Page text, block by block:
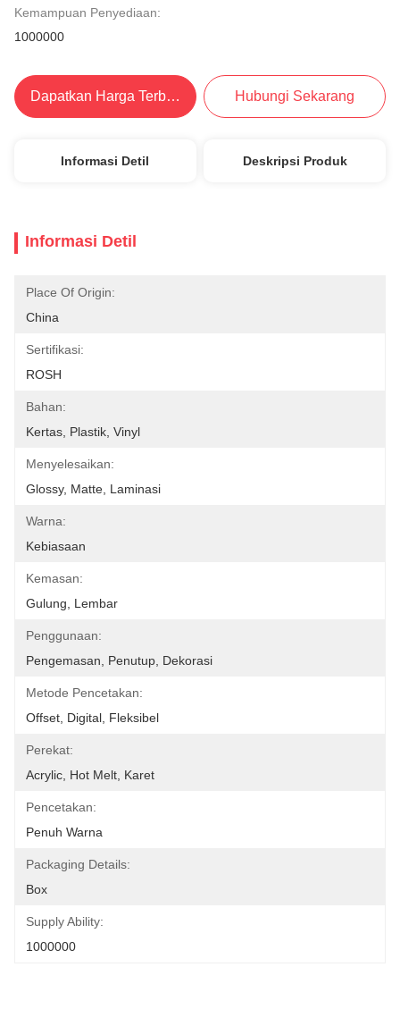
Kemampuan Penyediaan:
1000000
Dapatkan Harga Terbaik Hubungi Sekarang
Informasi Detil Deskripsi Produk
Informasi Detil
Place Of Origin:
China
Sertifikasi:
ROSH
Bahan:
Kertas, Plastik, Vinyl
Menyelesaikan:
Glossy, Matte, Laminasi
Warna:
Kebiasaan
Kemasan:
Gulung, Lembar
Penggunaan:
Pengemasan, Penutup, Dekorasi
Metode Pencetakan:
Offset, Digital, Fleksibel
Perekat:
Acrylic, Hot Melt, Karet
Pencetakan:
Penuh Warna
Packaging Details:
Box
Supply Ability:
1000000